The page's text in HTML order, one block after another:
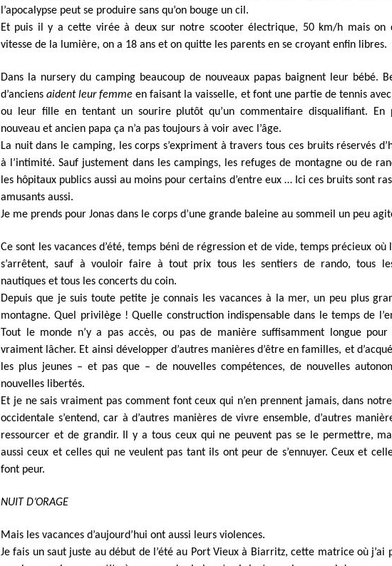
l’apocalypse peut se produire sans qu’on bouge un cil.
Et puis il y a cette virée à deux sur notre scooter électrique, 50 km/h mais on
vitesse de la lumière, on a 18 ans et on quitte les parents en se croyant enfin libres.
Dans la nursery du camping beaucoup de nouveaux papas baignent leur bébé.
d’anciensaident leur femmeen faisant la vaisselle, et font une partie de tennis
ou leur fille en tentant un sourire plutôt qu’un commentaire disqualifiant. En
nouveau et ancien papa ça n’a pas toujours à voir avec l’âge.
La nuit dans le camping, les corps s’expriment à travers tous ces bruits réservés
à l’intimité. Sauf justement dans les campings, les refuges de montagne ou de
les hôpitaux publics aussi au moins pour certains d’entre eux … Ici ces bruits sont
amusants aussi.
Je me prends pour Jonas dans le corps d’une grande baleine au sommeil un peu
Ce sont les vacances d’été, temps béni de régression et de vide, temps précieux où
s’arrêtent, sauf à vouloir faire à tout prix tous les sentiers de rando, tous
nautiques et tous les concerts du coin.
Depuis que je suis toute petite je connais les vacances à la mer, un peu plus
montagne. Quel privilège ! Quelle construction indispensable dans le temps de
Tout le monde n’y a pas accès, ou pas de manière suffisamment longue pour
vraiment lâcher. Et ainsi développer d’autres manières d’être en familles, et
les plus jeunes – et pas que – de nouvelles compétences, de nouvelles
nouvelles libertés.
Et je ne sais vraiment pas comment font ceux qui n’en prennent jamais, dans
occidentale s’entend, car à d’autres manières de vivre ensemble, d’autres
ressourcer et de grandir. Il y a tous ceux qui ne peuvent pas se le permettre,
aussi ceux et celles qui ne veulent pas tant ils ont peur de s’ennuyer. Ceux et
font peur.
NUIT D’ORAGE
Mais les vacances d’aujourd’hui ont aussi leurs violences.
Je fais un saut juste au début de l’été au Port Vieux à Biarritz, cette matrice où j’ai